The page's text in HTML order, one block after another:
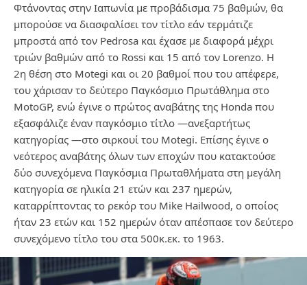
Φτάνοντας στην Ιαπωνία με προβάδισμα 75 βαθμών, θα
μπορούσε να διασφαλίσει τον τίτλο εάν τερμάτιζε
μπροστά από τον Pedrosa και έχασε με διαφορά μέχρι
τριών βαθμών από το Rossi και 15 από τον Lorenzo. Η
2η θέση στο Motegi και οι 20 βαθμοί που του απέφερε,
του χάρισαν το δεύτερο Παγκόσμιο Πρωτάθλημα στο
MotoGP, ενώ έγινε ο πρώτος αναβάτης της Honda που
εξασφάλιζε έναν παγκόσμιο τίτλο —ανεξαρτήτως
κατηγορίας —στο σιρκουί του Motegi. Επίσης έγινε ο
νεότερος αναβάτης όλων των εποχών που κατακτούσε
δύο συνεχόμενα Παγκόσμια Πρωταθλήματα στη μεγάλη
κατηγορία σε ηλικία 21 ετών και 237 ημερών,
καταρρίπτοντας το ρεκόρ του Mike Hailwood, ο οποίος
ήταν 23 ετών και 152 ημερών όταν απέσπασε τον δεύτερο
συνεχόμενο τίτλο του στα 500κ.εκ. το 1963.